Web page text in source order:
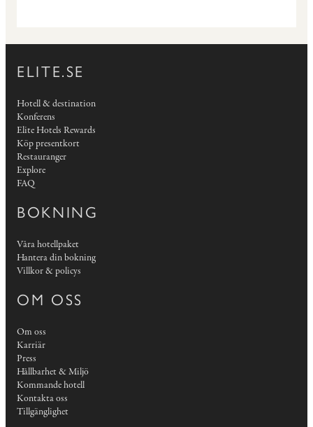
ELITE.SE
Hotell & destination
Konferens
Elite Hotels Rewards
Köp presentkort
Restauranger
Explore
FAQ
BOKNING
Våra hotellpaket
Hantera din bokning
Villkor & policys
OM OSS
Om oss
Karriär
Press
Hållbarhet & Miljö
Kommande hotell
Kontakta oss
Tillgänglighet